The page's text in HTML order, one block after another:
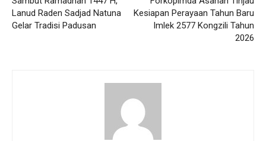
Lanud Raden Sadjad Natuna
Gelar Tradisi Padusan
Kesiapan Perayaan Tahun Baru
Imlek 2577 Kongzili Tahun
2026